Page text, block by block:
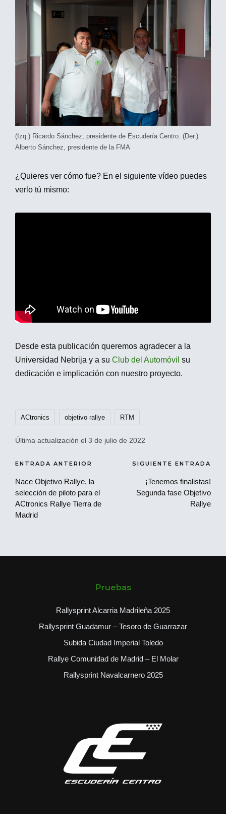
(Izq.) Ricardo Sánchez, presidente de Escudería Centro. (Der.)
Alberto Sánchez, presidente de la FMA
¿Quieres ver cómo fue? En el siguiente vídeo puedes
verlo tú mismo:
Desde esta publicación queremos agradecer a la
Universidad Nebrija y a su Club del Automóvil su
dedicación e implicación con nuestro proyecto.
ACtronics objetivo rallye RTM
Última actualización el 3 de julio de 2022
Navegación
de
entradas
ENTRADA ANTERIOR
Nace Objetivo Rallye, la
selección de piloto para el
ACtronics Rallye Tierra de
Madrid
SIGUIENTE ENTRADA
¡Tenemos finalistas!
Segunda fase Objetivo
Rallye
Pruebas
Rallysprint Alcarria Madrileña 2025
Rallysprint Guadamur – Tesoro de Guarrazar
Subida Ciudad Imperial Toledo
Rallye Comunidad de Madrid – El Molar
Rallysprint Navalcarnero 2025